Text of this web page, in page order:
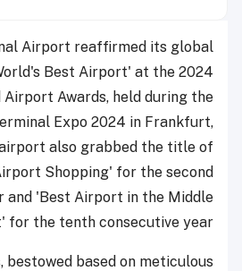
Airport reaffirmed its global
Best Airport' at the 2024
Awards, held during the
Expo 2024 in Frankfurt,
also grabbed the title of
Shopping' for the second
and 'Best Airport in the Middle
for the tenth consecutive year.
bestowed based on meticulous